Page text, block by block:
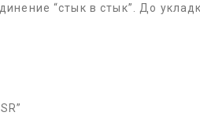
“стык в стык”. До